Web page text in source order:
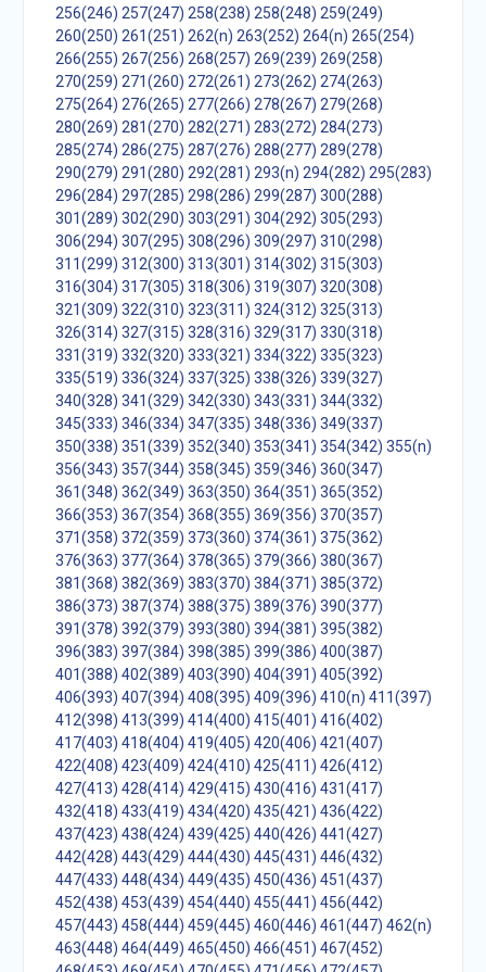
256(246) 257(247) 258(238) 258(248) 259(249)
260(250) 261(251) 262(n) 263(252) 264(n) 265(254)
266(255) 267(256) 268(257) 269(239) 269(258)
270(259) 271(260) 272(261) 273(262) 274(263)
275(264) 276(265) 277(266) 278(267) 279(268)
280(269) 281(270) 282(271) 283(272) 284(273)
285(274) 286(275) 287(276) 288(277) 289(278)
290(279) 291(280) 292(281) 293(n) 294(282) 295(283)
296(284) 297(285) 298(286) 299(287) 300(288)
301(289) 302(290) 303(291) 304(292) 305(293)
306(294) 307(295) 308(296) 309(297) 310(298)
311(299) 312(300) 313(301) 314(302) 315(303)
316(304) 317(305) 318(306) 319(307) 320(308)
321(309) 322(310) 323(311) 324(312) 325(313)
326(314) 327(315) 328(316) 329(317) 330(318)
331(319) 332(320) 333(321) 334(322) 335(323)
335(519) 336(324) 337(325) 338(326) 339(327)
340(328) 341(329) 342(330) 343(331) 344(332)
345(333) 346(334) 347(335) 348(336) 349(337)
350(338) 351(339) 352(340) 353(341) 354(342) 355(n)
356(343) 357(344) 358(345) 359(346) 360(347)
361(348) 362(349) 363(350) 364(351) 365(352)
366(353) 367(354) 368(355) 369(356) 370(357)
371(358) 372(359) 373(360) 374(361) 375(362)
376(363) 377(364) 378(365) 379(366) 380(367)
381(368) 382(369) 383(370) 384(371) 385(372)
386(373) 387(374) 388(375) 389(376) 390(377)
391(378) 392(379) 393(380) 394(381) 395(382)
396(383) 397(384) 398(385) 399(386) 400(387)
401(388) 402(389) 403(390) 404(391) 405(392)
406(393) 407(394) 408(395) 409(396) 410(n) 411(397)
412(398) 413(399) 414(400) 415(401) 416(402)
417(403) 418(404) 419(405) 420(406) 421(407)
422(408) 423(409) 424(410) 425(411) 426(412)
427(413) 428(414) 429(415) 430(416) 431(417)
432(418) 433(419) 434(420) 435(421) 436(422)
437(423) 438(424) 439(425) 440(426) 441(427)
442(428) 443(429) 444(430) 445(431) 446(432)
447(433) 448(434) 449(435) 450(436) 451(437)
452(438) 453(439) 454(440) 455(441) 456(442)
457(443) 458(444) 459(445) 460(446) 461(447) 462(n)
463(448) 464(449) 465(450) 466(451) 467(452)